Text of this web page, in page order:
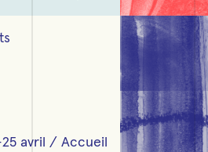
avril / Accueil